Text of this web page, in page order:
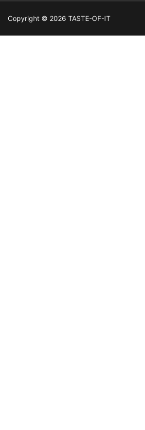
Copyright © 2026 TASTE-OF-IT